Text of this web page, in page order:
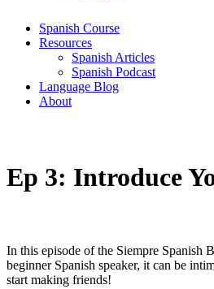
Spanish Course
Resources
Spanish Articles
Spanish Podcast
Language Blog
About
Ep 3: Introduce
In this episode of the Siempre Spanish
beginner Spanish speaker, it can be
start making friends!